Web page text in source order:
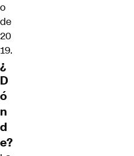
o
de
20
19.
¿
D
ó
n
d
e?